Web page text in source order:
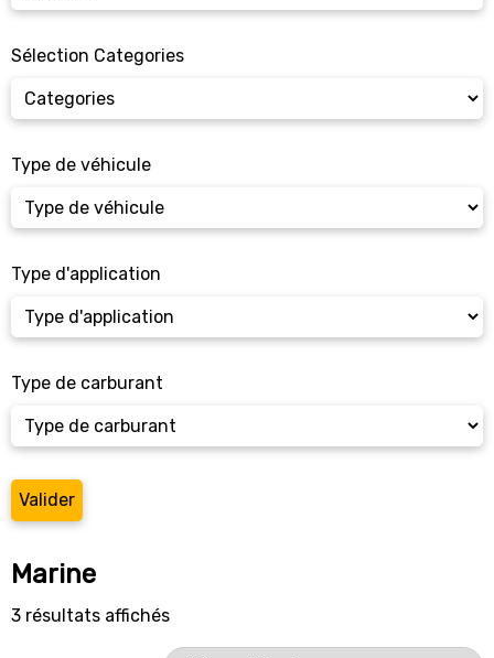
Sélection Categories
Type de véhicule
Type d'application
Type de carburant
Valider
Marine
3 résultats affichés